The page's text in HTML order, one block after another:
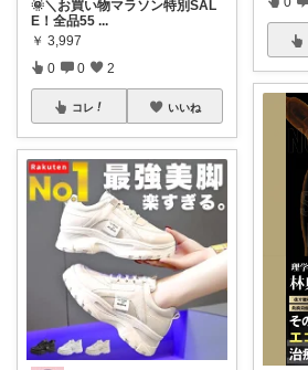
🌞＼お買い物マラソン特別SAL
E！全品55 ...
￥ 3,997
0 0 2
コレ いいね